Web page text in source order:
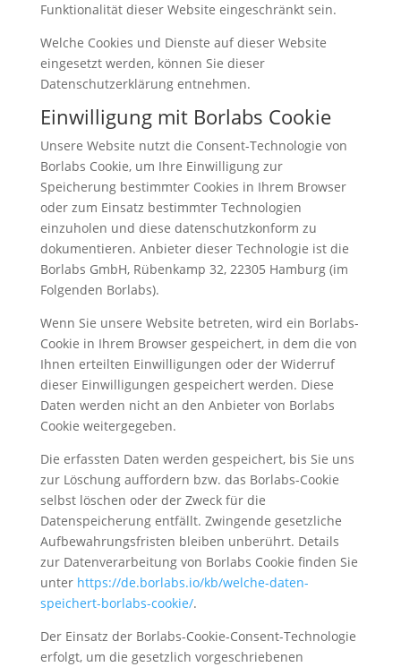
Funktionalität dieser Website eingeschränkt sein.
Welche Cookies und Dienste auf dieser Website
eingesetzt werden, können Sie dieser
Datenschutzerklärung entnehmen.
Einwilligung mit Borlabs Cookie
Unsere Website nutzt die Consent-Technologie von
Borlabs Cookie, um Ihre Einwilligung zur
Speicherung bestimmter Cookies in Ihrem Browser
oder zum Einsatz bestimmter Technologien
einzuholen und diese datenschutzkonform zu
dokumentieren. Anbieter dieser Technologie ist die
Borlabs GmbH, Rübenkamp 32, 22305 Hamburg (im
Folgenden Borlabs).
Wenn Sie unsere Website betreten, wird ein Borlabs-
Cookie in Ihrem Browser gespeichert, in dem die von
Ihnen erteilten Einwilligungen oder der Widerruf
dieser Einwilligungen gespeichert werden. Diese
Daten werden nicht an den Anbieter von Borlabs
Cookie weitergegeben.
Die erfassten Daten werden gespeichert, bis Sie uns
zur Löschung auffordern bzw. das Borlabs-Cookie
selbst löschen oder der Zweck für die
Datenspeicherung entfällt. Zwingende gesetzliche
Aufbewahrungsfristen bleiben unberührt. Details
zur Datenverarbeitung von Borlabs Cookie finden Sie
unter https://de.borlabs.io/kb/welche-daten-
speichert-borlabs-cookie/.
Der Einsatz der Borlabs-Cookie-Consent-Technologie
erfolgt, um die gesetzlich vorgeschriebenen